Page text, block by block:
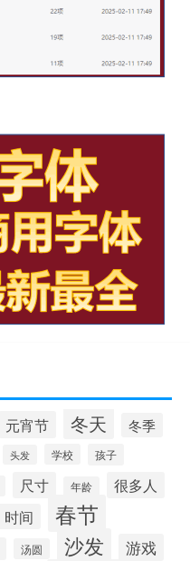
元宵节 冬天 冬季
头发 学校 孩子
尺寸 年龄 很多人
时间 春节
汤圆 沙发 游戏